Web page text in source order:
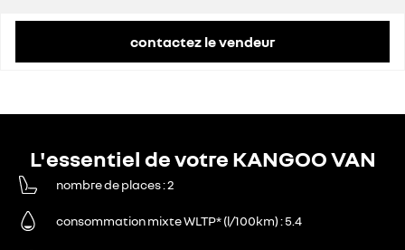
contactez le vendeur
L'essentiel de votre KANGOO VAN
nombre de places 2
consommation mixte WLTP* (l/100km) 5.4